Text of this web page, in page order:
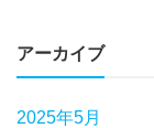
アーカイブ
2025年5月